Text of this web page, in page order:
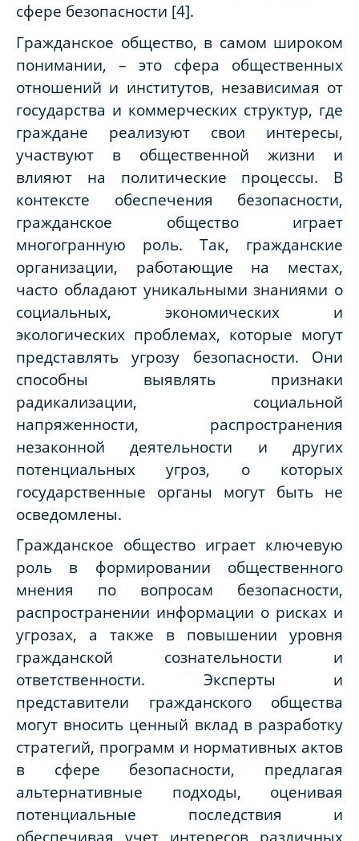
сфере безопасности [4].
Гражданское общество, в самом широком
понимании, – это сфера общественных
отношений и институтов, независимая от
государства и коммерческих структур, где
граждане реализуют свои интересы,
участвуют в общественной жизни и
влияют на политические процессы. В
контексте обеспечения безопасности,
гражданское общество играет
многогранную роль. Так, гражданские
организации, работающие на местах,
часто обладают уникальными знаниями о
социальных, экономических и
экологических проблемах, которые могут
представлять угрозу безопасности. Они
способны выявлять признаки
радикализации, социальной
напряженности, распространения
незаконной деятельности и других
потенциальных угроз, о которых
государственные органы могут быть не
осведомлены.
Гражданское общество играет ключевую
роль в формировании общественного
мнения по вопросам безопасности,
распространении информации о рисках и
угрозах, а также в повышении уровня
гражданской сознательности и
ответственности. Эксперты и
представители гражданского общества
могут вносить ценный вклад в разработку
стратегий, программ и нормативных актов
в сфере безопасности, предлагая
альтернативные подходы, оценивая
потенциальные последствия и
обеспечивая учет интересов различных